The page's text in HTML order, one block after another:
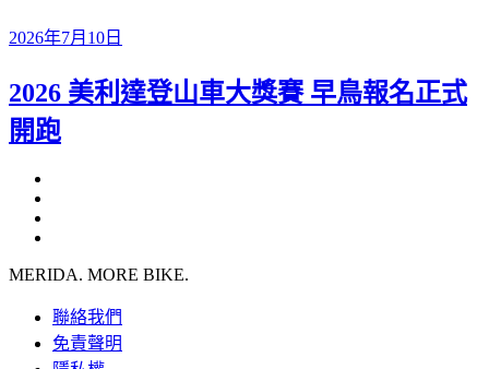
2026年7月10日
2026 美利達登山車大獎賽 早鳥報名正式
開跑
MERIDA. MORE BIKE.
聯絡我們
免責聲明